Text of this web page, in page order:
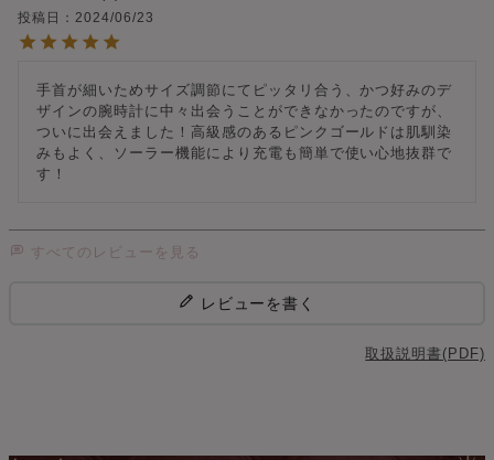
投稿日
2024/06/23
手首が細いためサイズ調節にてピッタリ合う、かつ好みのデ
ザインの腕時計に中々出会うことができなかったのですが、
ついに出会えました！高級感のあるピンクゴールドは肌馴染
みもよく、ソーラー機能により充電も簡単で使い心地抜群で
す！
すべてのレビューを見る
レビューを書く
取扱説明書(PDF)